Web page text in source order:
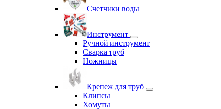
Счетчики воды
Инструмент
Ручной инструмент
Сварка труб
Ножницы
Крепеж для труб
Клипсы
Хомуты